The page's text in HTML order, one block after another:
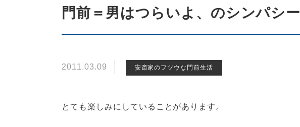
門前＝男はつらいよ、のシンパシー
2011.03.09 安斎家のフツウな門前生活
とても楽しみにしていることがあります。